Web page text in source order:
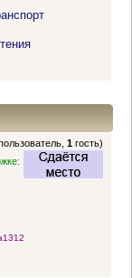
1 гость)